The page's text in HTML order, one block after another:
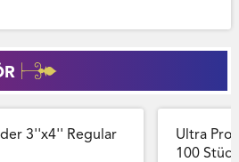
3''x4'' Regular
Ultra Pro
100